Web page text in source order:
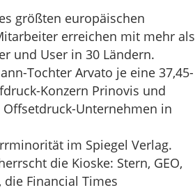
größten europäischen
erreichen mit mehr als
und User in 30 Ländern.
Tochter Arvato je eine 37,45-
Konzern Prinovis und
Unternehmen in
im Spiegel Verlag.
die Kioske: Stern, GEO,
die Financial Times